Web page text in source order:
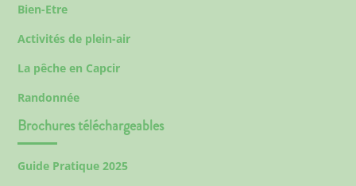
Bien-Etre
Activités de plein-air
La pêche en Capcir
Randonnée
Brochures téléchargeables
Guide Pratique 2025